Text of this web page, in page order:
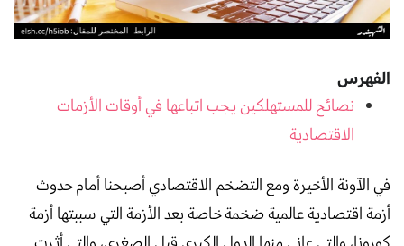
الفهرس
نصائح للمستهلكين يجب اتباعها في أوقات الأزمات
الاقتصادية
في الآونة الأخيرة ومع التضخم الاقتصادي أصبحنا أمام حدوث
أزمة اقتصادية عالمية ضخمة خاصة بعد الأزمة التي سببتها أزمة